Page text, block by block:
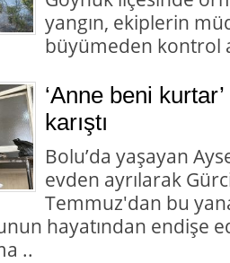
yangın, ekiplerin
büyümeden kontrol
‘Anne beni
karıştı
Bolu’da yaşayan
evden ayrılarak
Temmuz'dan bu
hayatından endişe
..